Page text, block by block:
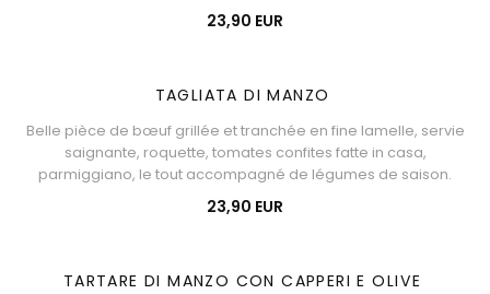
23,90 EUR
TAGLIATA DI MANZO
Belle pièce de bœuf grillée et tranchée en fine lamelle, servie
saignante, roquette, tomates confites fatte in casa,
parmiggiano, le tout accompagné de légumes de saison.
23,90 EUR
TARTARE DI MANZO CON CAPPERI E OLIVE